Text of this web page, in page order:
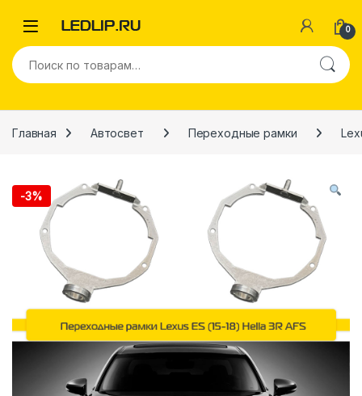
0
Искать:
Главная Автосвет Переходные рамки
-3%